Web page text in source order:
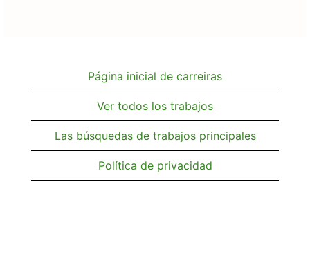
Página inicial de carreiras
Ver todos los trabajos
Las búsquedas de trabajos principales
Política de privacidad